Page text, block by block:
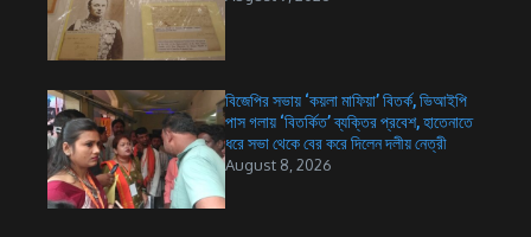
বিজেপির সভায় ‘কয়লা মাফিয়া’ বিতর্ক, ভিআইপি
পাস গলায় ‘বিতর্কিত’ ব্যক্তির প্রবেশ, হাতেনাতে
ধরে সভা থেকে বের করে দিলেন দলীয় নেত্রী
August 8, 2026